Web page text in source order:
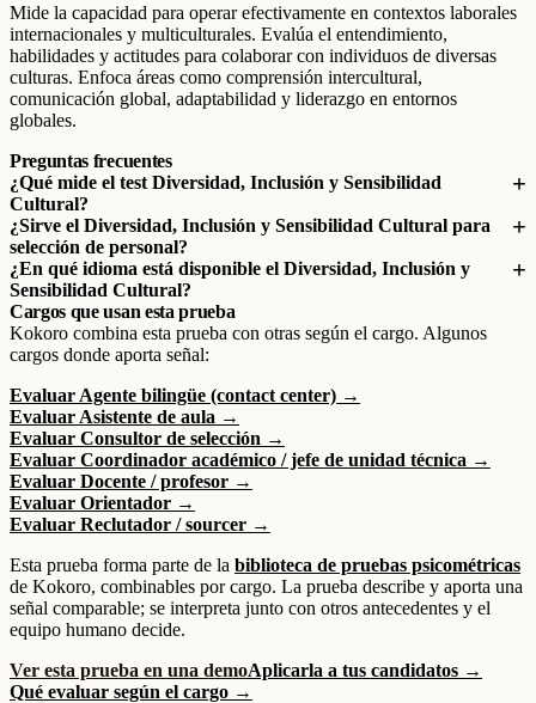
Mide la capacidad para operar efectivamente en contextos laborales
internacionales y multiculturales. Evalúa el entendimiento,
habilidades y actitudes para colaborar con individuos de diversas
culturas. Enfoca áreas como comprensión intercultural,
comunicación global, adaptabilidad y liderazgo en entornos
globales.
Preguntas frecuentes
¿Qué mide el test Diversidad, Inclusión y Sensibilidad
Cultural?
¿Sirve el Diversidad, Inclusión y Sensibilidad Cultural para
selección de personal?
¿En qué idioma está disponible el Diversidad, Inclusión y
Sensibilidad Cultural?
Cargos que usan esta prueba
Kokoro combina esta prueba con otras según el cargo. Algunos
cargos donde aporta señal:
Evaluar Agente bilingüe (contact center) →
Evaluar Asistente de aula →
Evaluar Consultor de selección →
Evaluar Coordinador académico / jefe de unidad técnica →
Evaluar Docente / profesor →
Evaluar Orientador →
Evaluar Reclutador / sourcer →
Esta prueba forma parte de la biblioteca de pruebas psicométricas
de Kokoro, combinables por cargo. La prueba describe y aporta una
señal comparable; se interpreta junto con otros antecedentes y el
equipo humano decide.
Ver esta prueba en una demoAplicarla a tus candidatos →
Qué evaluar según el cargo →